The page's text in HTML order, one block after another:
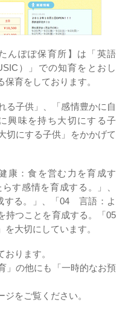
んぽぽ保育所】は「英語
）」での知育をとおし
育をしております。
る子供」、「感情豊かに自
興味を持ち大切にする子
切にする子供」をかかげて
康：食を営む力を育成す
す感情を育成する。」、
する。」、「04 言語：よ
持つことを育成する。「05
大切にしています。
ります。
」の他にも「一時的なお預
をご覧ください。